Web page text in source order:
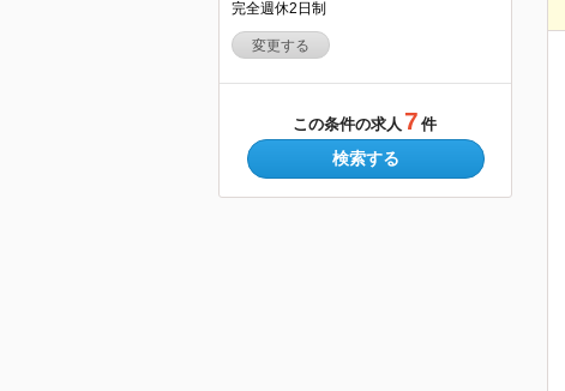
完全週休2日制
変更する
この条件の求人 7 件
検索する